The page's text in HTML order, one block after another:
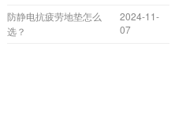
防静电抗疲劳地垫怎么
选？
2024-11-
07